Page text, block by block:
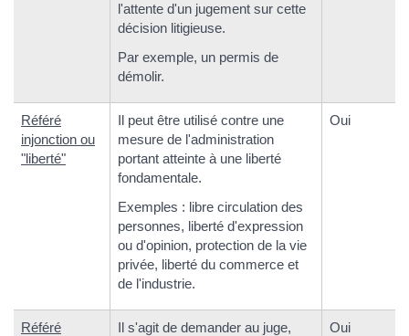
l'attente d'un jugement sur cette
décision litigieuse.
Par exemple, un permis de
démolir.
Référé
injonction ou
"liberté"
Il peut être utilisé contre une
mesure de l'administration
portant atteinte à une liberté
fondamentale.
Exemples : libre circulation des
personnes, liberté d'expression
ou d'opinion, protection de la vie
privée, liberté du commerce et
de l'industrie.
Oui
Référé
Il s'agit de demander au juge,
Oui